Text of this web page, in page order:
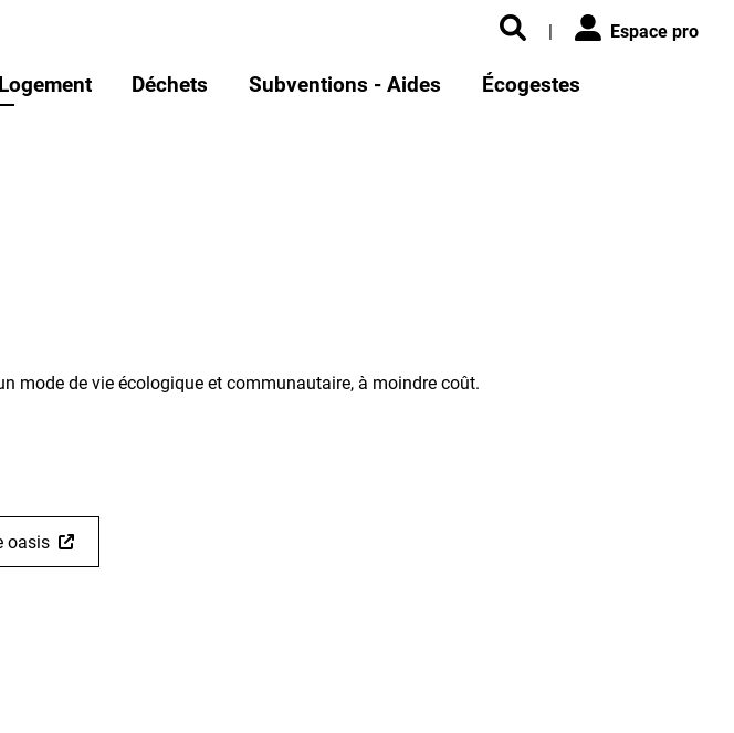
| Espace pro
Logement Déchets Subventions - Aides Écogestes
mode de vie écologique et communautaire, à moindre coût.
oasis